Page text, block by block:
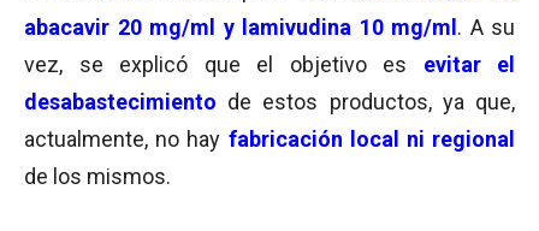
abacavir 20 mg/ml y lamivudina 10 mg/ml . A su
vez, se explicó que el objetivo es evitar el
desabastecimiento de estos productos, ya que,
actualmente, no hay fabricación local ni regional
de los mismos.